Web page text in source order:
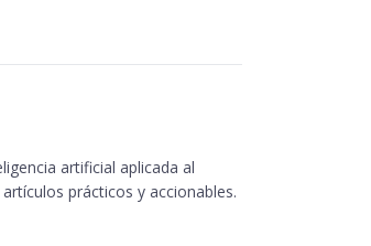
artificial aplicada al
prácticos y accionables.